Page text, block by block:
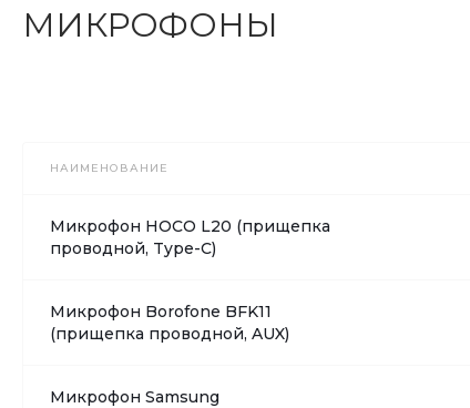
МИКРОФОНЫ
НАИМЕНОВАНИЕ
Микрофон HOCO L20 (прищепка
проводной, Type-C)
Микрофон Borofone BFK11
(прищепка проводной, AUX)
Микрофон Samsung